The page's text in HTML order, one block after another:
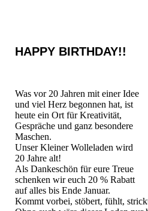
HAPPY BIRTHDAY!!
Was vor 20 Jahren mit einer Idee
und viel Herz begonnen hat, ist
heute ein Ort für Kreativität,
Gespräche und ganz besondere
Maschen.
Unser Kleiner Wolleladen wird
20 Jahre alt!
Als Dankeschön für eure Treue
schenken wir euch 20 % Rabatt
auf alles bis Ende Januar.
Kommt vorbei, stöbert, fühlt,